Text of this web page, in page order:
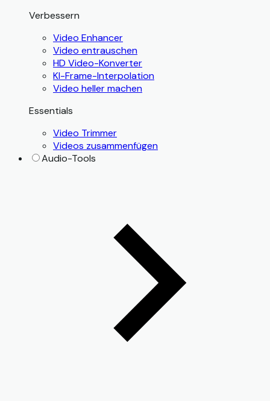
Verbessern
Video Enhancer
Video entrauschen
HD Video-Konverter
KI-Frame-Interpolation
Video heller machen
Essentials
Video Trimmer
Videos zusammenfügen
Audio-Tools